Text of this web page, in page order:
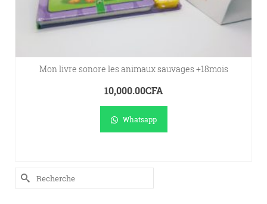
Mon livre sonore les animaux sauvages +18mois
10,000.00CFA
Whatsapp
Rechercher :